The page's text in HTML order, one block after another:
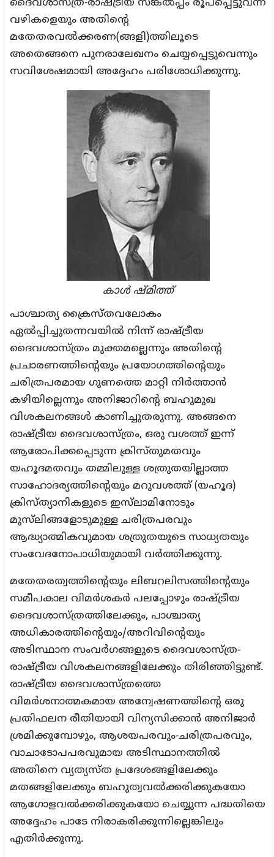
ദൈവശാസ്‌ത്ര-രാഷ്ട്രീയ സങ്കൽപ്പം രൂപപ്പെട്ടുവന്ന
വഴികളെയും അതിന്റെ
മതേതരവൽക്കരണ(ങ്ങളി)ത്തിലൂടെ
അതെങ്ങനെ പുനരാലേഖനം ചെയ്യപ്പെട്ടുവെന്നും
സവിശേഷമായി അദ്ദേഹം പരിശോധിക്കുന്നു.
കാൾ ഷ്മിത്ത്
പാശ്ചാത്യ ക്രൈസ്‌തവലോകം
ഏൽപ്പിച്ചുതന്നവയിൽ നിന്ന് രാഷ്ട്രീയ
ദൈവശാസ്ത്രം മുക്തമല്ലെന്നും അതിന്റെ
പ്രചാരണത്തിന്റെയും പ്രയോഗത്തിന്റെയും
ചരിത്രപരമായ ഗുണത്തെ മാറ്റി നിർത്താൻ
കഴിയില്ലെന്നും അനിജാറിന്റെ ബഹുമുഖ
വിശകലനങ്ങൾ കാണിച്ചുതരുന്നു. അങ്ങനെ
രാഷ്ട്രീയ ദൈവശാസ്ത്രം, ഒരു വശത്ത് ഇന്ന്
ആരോപിക്കപ്പെടുന്ന ക്രിസ്തുമതവും
യഹൂദമതവും തമ്മിലുള്ള ശത്രുതയില്ലാത്ത
സാഹോദര്യത്തിന്റെയും മറുവശത്ത് (യഹൂദ)
ക്രിസ്ത്യാനികളുടെ ഇസ്‌ലാമിനോടും
മുസ്‌ലിങ്ങളോടുമുള്ള ചരിത്രപരവും
ആദ്ധ്യാത്മികവുമായ ശത്രുതയുടെ സാധ്യതയും
സംവേദനോപാധിയുമായി വർത്തിക്കുന്നു.
മതേതരത്വത്തിന്റെയും ലിബറലിസത്തിന്റെയും
സമീപകാല വിമർശകർ പലപ്പോഴും രാഷ്ട്രീയ
ദൈവശാസ്ത്രത്തിലേക്കും, പാശ്ചാത്യ
അധികാരത്തിന്റെയും/അറിവിന്റെയും
അടിസ്ഥാന സംവർഗങ്ങളുടെ ദൈവശാസ്ത്ര-
രാഷ്ട്രീയ വിശകലനങ്ങളിലേക്കും തിരിഞ്ഞിട്ടുണ്ട്.
രാഷ്ട്രീയ ദൈവശാസ്ത്രത്തെ
വിമർശനാത്മകമായ അന്വേഷണത്തിന്റെ ഒരു
പ്രതിഫലന രീതിയായി വിന്യസിക്കാൻ അനിജാർ
ശ്രമിക്കുമ്പോഴും, ആശയപരവും-ചരിത്രപരവും,
വാചാടോപപരവുമായ അടിസ്ഥാനത്തിൽ
അതിനെ വ്യത്യസ്ത പ്രദേശങ്ങളിലേക്കും
മതങ്ങളിലേക്കും ബഹുത്വവൽക്കരിക്കുകയോ
ആഗോളവൽക്കരിക്കുകയോ ചെയ്യുന്ന പദ്ധതിയെ
അദ്ദേഹം പാടേ നിരാകരിക്കുന്നില്ലെങ്കിലും
എതിർക്കുന്നു.